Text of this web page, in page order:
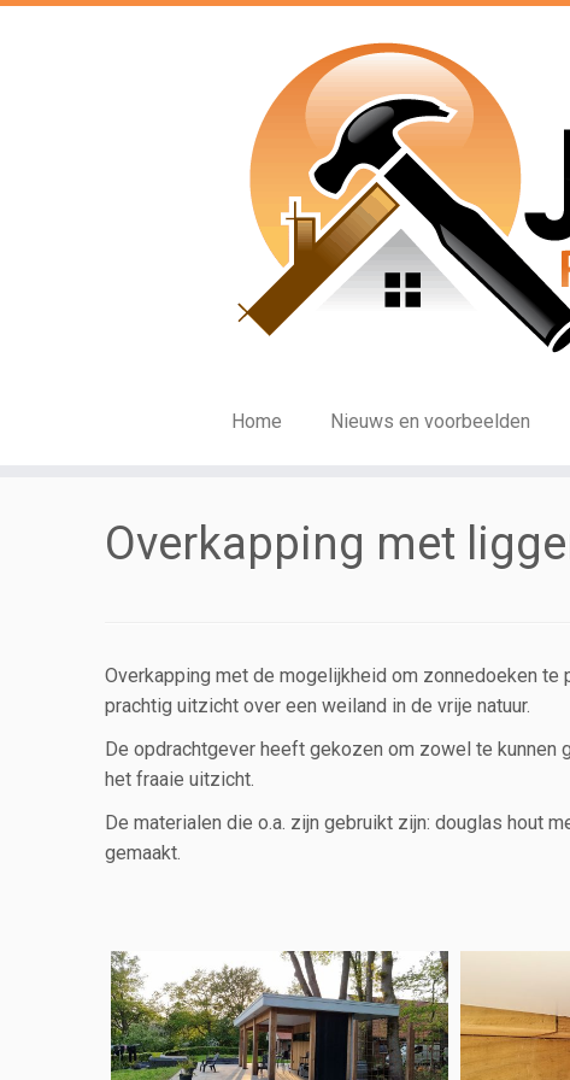
Ga
Home Nieuws en voorbeelden
Overkapping met
Overkapping met de mogelijkheid om zonnedoeken
prachtig uitzicht over een weiland in de vrije natuur.
De opdrachtgever heeft gekozen om zowel te kunnen
het fraaie uitzicht.
De materialen die o.a. zijn gebruikt zijn: douglas hout
gemaakt.